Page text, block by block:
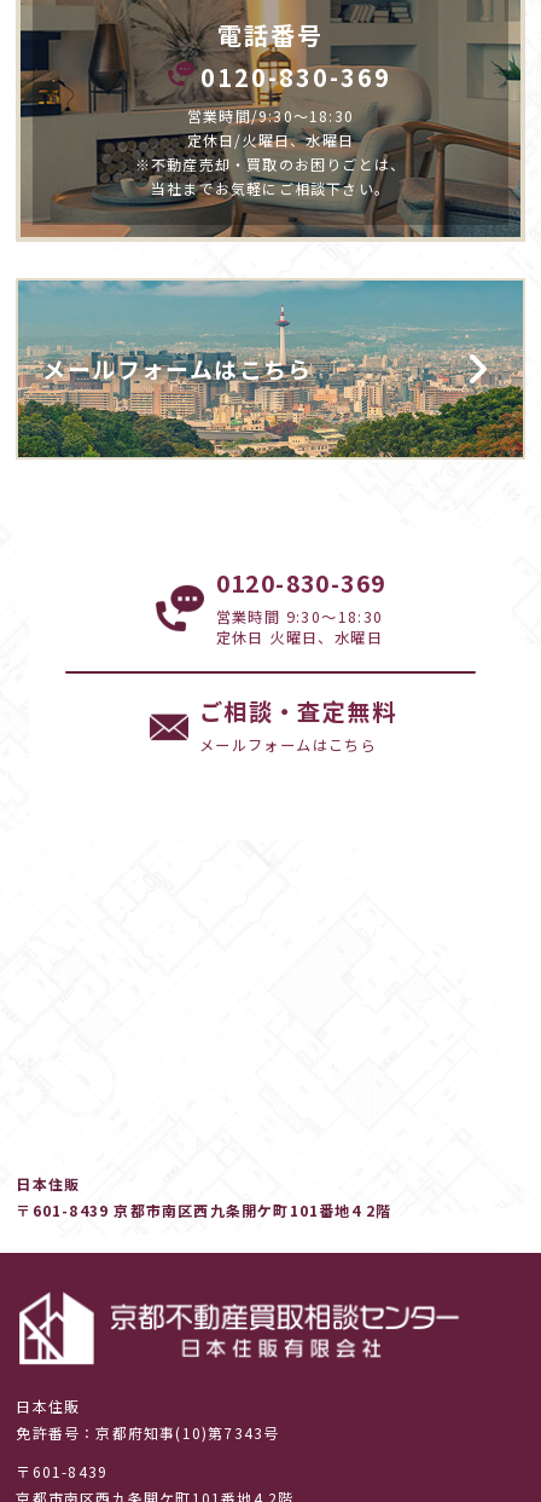
電話番号
0120-830-369
営業時間/9:30～18:30
定休日/火曜日、水曜日
※不動産売却・買取のお困りごとは、
当社までお気軽にご相談下さい。
メールフォームはこちら
0120-830-369
営業時間 9:30～18:30
定休日 火曜日、水曜日
ご相談・査定無料
メールフォームはこちら
日本住販
〒601-8439 京都市南区西九条開ケ町101番地4 2階
日本住販
免許番号：京都府知事(10)第7343号
〒601-8439
京都市南区西九条開ケ町101番地4 2階